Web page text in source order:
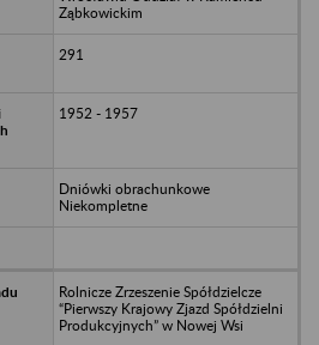
Ząbkowickim
291
1952 - 1957
Dniówki obrachunkowe
Niekompletne
Rolnicze Zrzeszenie Spółdzielcze
“Pierwszy Krajowy Zjazd Spółdzielni
Produkcyjnych” w Nowej Wsi